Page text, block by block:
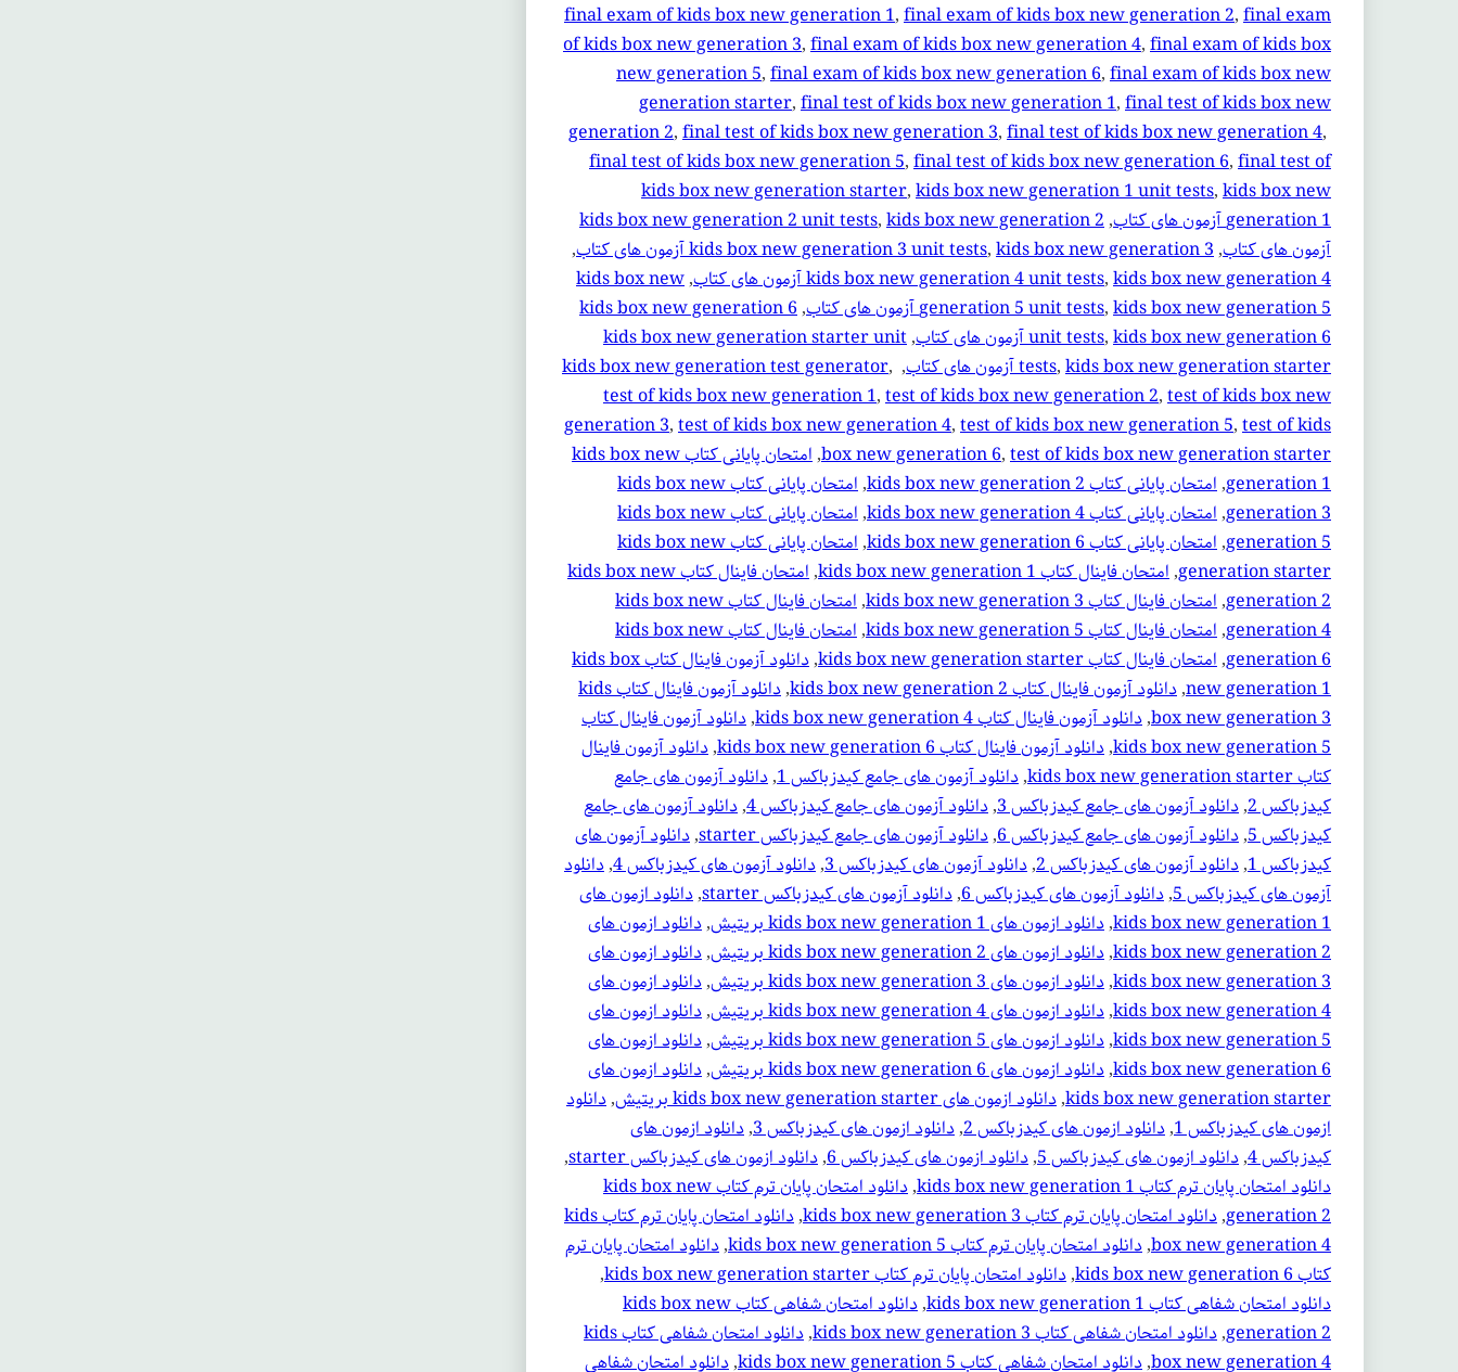
final exam of kids box new generation 1, final exam of kids box new generation 2, final exam
of kids box new generation 3, final exam of kids box new generation 4, final exam of kids box
new generation 5, final exam of kids box new generation 6, final exam of kids box new
generation starter, final test of kids box new generation 1, final test of kids box new
generation 2, final test of kids box new generation 3, final test of kids box new generation 4
final test of kids box new generation 5, final test of kids box new generation 6, final test of
kids box new generation starter, kids box new generation 1 unit tests, kids box new
generation 1 آزمون های کتاب
,
kids box new generation 2 unit tests, kids box new generation 2
آزمون های کتاب,
kids box new generation 3 unit tests, kids box new generation 3 آزمون های کتاب
,
kids box new generation 4 unit tests, kids box new generation 4 آزمون های کتاب ,
kids box new
generation 5 unit tests, kids box new generation 5 آزمون های کتاب ,
kids box new generation 6
unit tests, kids box new generation 6 آزمون های کتاب ,
kids box new generation starter unit
tests, kids box new generation starter آزمون های کتاب ,
kids box new generation test generator
test of kids box new generation 1, test of kids box new generation 2, test of kids box new
generation 3, test of kids box new generation 4, test of kids box new generation 5, test of kids
box new generation 6, test of kids box new generation starter
,
امتحان پایانی کتاب kids box new
generation 1
, امتحان پایانی کتاب kids box new generation 2 ,
امتحان پایانی کتاب kids box new
generation 3
, امتحان پایانی کتاب kids box new generation 4 ,
امتحان پایانی کتاب kids box new
generation 5
, امتحان پایانی کتاب kids box new generation 6 ,
امتحان پایانی کتاب kids box new
generation starter
, امتحان فاینال کتاب kids box new generation 1 ,
امتحان فاینال کتاب kids box new
generation 2
, امتحان فاینال کتاب kids box new generation 3 ,
امتحان فاینال کتاب kids box new
generation 4
, امتحان فاینال کتاب kids box new generation 5 ,
امتحان فاینال کتاب kids box new
generation 6
, امتحان فاینال کتاب kids box new generation starter ,
دانلود آزمون فاینال کتاب kids box
new generation 1
, دانلود آزمون فاینال کتاب kids box new generation 2 ,
دانلود آزمون فاینال کتاب kids
box new generation 3
, دانلود آزمون فاینال کتاب kids box new generation 4 , دانلود آزمون فاینال کتاب
kids box new generation 5
, دانلود آزمون فاینال کتاب kids box new generation 6 , دانلود آزمون فاینال
کتاب kids box new generation starter
, دانلود آزمون های جامع کیدزباکس 1 , دانلود آزمون های جامع
کیدزباکس 2 , دانلود آزمون های جامع کیدزباکس 3 , دانلود آزمون های جامع کیدزباکس 4 , دانلود آزمون های جامع
کیدزباکس 5 , دانلود آزمون های جامع کیدزباکس 6 , دانلود آزمون های جامع کیدزباکس starter , دانلود آزمون های
کیدزباکس 1 , دانلود آزمون های کیدزباکس 2 , دانلود آزمون های کیدزباکس 3 , دانلود آزمون های کیدزباکس 4 , دانلود
آزمون های کیدزباکس 5 , دانلود آزمون های کیدزباکس 6 , دانلود آزمون های کیدزباکس starter , دانلود ازمون های
kids box new generation 1
, دانلود ازمون های kids box new generation 1 بریتیش , دانلود ازمون های
kids box new generation 2
, دانلود ازمون های kids box new generation 2 بریتیش , دانلود ازمون های
kids box new generation 3
, دانلود ازمون های kids box new generation 3 بریتیش , دانلود ازمون های
kids box new generation 4
, دانلود ازمون های kids box new generation 4 بریتیش , دانلود ازمون های
kids box new generation 5
, دانلود ازمون های kids box new generation 5 بریتیش , دانلود ازمون های
kids box new generation 6
, دانلود ازمون های kids box new generation 6 بریتیش , دانلود ازمون های
kids box new generation starter
, دانلود ازمون های kids box new generation starter بریتیش , دانلود
ازمون های کیدزباکس 1 , دانلود ازمون های کیدزباکس 2 , دانلود ازمون های کیدزباکس 3 , دانلود ازمون های
کیدزباکس 4 , دانلود ازمون های کیدزباکس 5 , دانلود ازمون های کیدزباکس 6 , دانلود ازمون های کیدزباکس starter
,
دانلود امتحان پایان ترم کتاب kids box new generation 1
,
دانلود امتحان پایان ترم کتاب kids box new
generation 2
, دانلود امتحان پایان ترم کتاب kids box new generation 3 ,
دانلود امتحان پایان ترم کتاب kids
box new generation 4
, دانلود امتحان پایان ترم کتاب kids box new generation 5 , دانلود امتحان پایان ترم
کتاب kids box new generation 6
, دانلود امتحان پایان ترم کتاب kids box new generation starter
,
دانلود امتحان شفاهی کتاب kids box new generation 1
,
دانلود امتحان شفاهی کتاب kids box new
generation 2
, دانلود امتحان شفاهی کتاب kids box new generation 3 ,
دانلود امتحان شفاهی کتاب kids
box new generation 4
, دانلود امتحان شفاهی کتاب kids box new generation 5 , دانلود امتحان شفاهی